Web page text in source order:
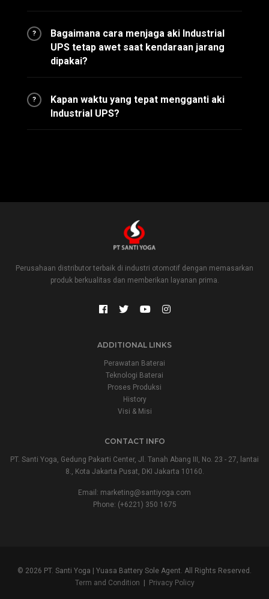
?
Bagaimana cara menjaga aki Industrial
UPS tetap awet saat kendaraan jarang
dipakai?
?
Kapan waktu yang tepat mengganti aki
Industrial UPS?
Perusahaan distributor terbaik di industri otomotif dengan memasarkan
produk berkualitas dan memberikan layanan prima.
ADDITIONAL LINKS
Perawatan Baterai
Teknologi Baterai
Proses Produksi
History
Visi & Misi
CONTACT INFO
PT. Santi Yoga, Gedung Pakarti Center, Jl. Tanah Abang III, No. 23 - 27, lantai
8., Kota Jakarta Pusat, DKI Jakarta 10160.
Email: marketing@santiyoga.com
Phone: (+6221) 350 1675
© 2026 PT. Santi Yoga | Yuasa Battery Sole Agent. All Rights Reserved.
Term and Condition
Privacy Policy